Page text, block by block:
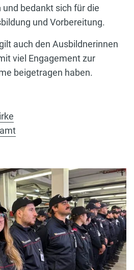
bedankt sich für die
und Vorbereitung.
auch den Ausbildnerinnen
viel Engagement zur
beigetragen haben.